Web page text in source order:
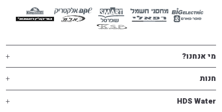
מי אנחנו?
חנות
HDS Water